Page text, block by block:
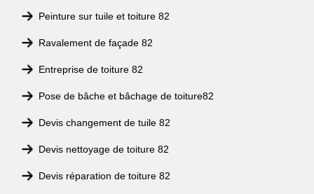
Peinture sur tuile et toiture 82
Ravalement de façade 82
Entreprise de toiture 82
Pose de bâche et bâchage de toiture82
Devis changement de tuile 82
Devis nettoyage de toiture 82
Devis réparation de toiture 82